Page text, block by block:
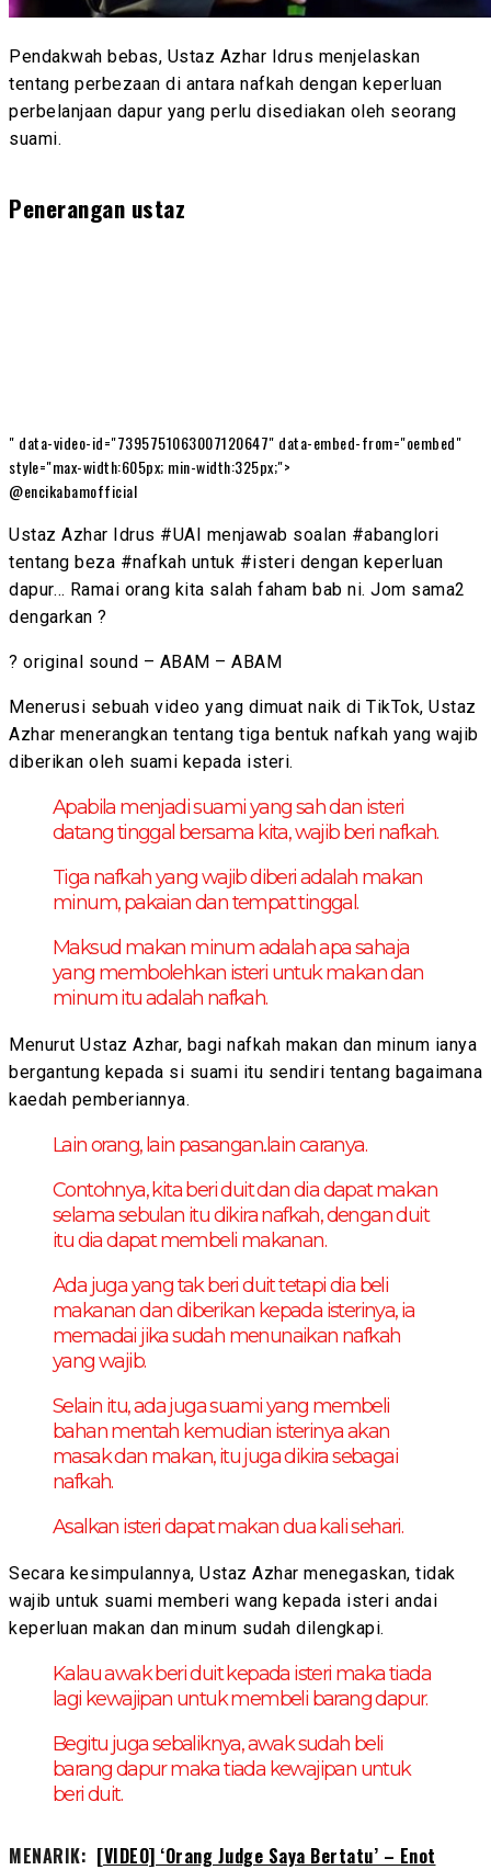
Pendakwah bebas, Ustaz Azhar Idrus menjelaskan
tentang perbezaan di antara nafkah dengan keperluan
perbelanjaan dapur yang perlu disediakan oleh seorang
suami.
Penerangan ustaz
" data-video-id="7395751063007120647" data-embed-from="oembed"
style="max-width:605px; min-width:325px;">
@encikabamofficial
Ustaz Azhar Idrus #UAI menjawab soalan #abanglori
tentang beza #nafkah untuk #isteri dengan keperluan
dapur… Ramai orang kita salah faham bab ni. Jom sama2
dengarkan ?
? original sound – ABAM – ABAM
Menerusi sebuah video yang dimuat naik di TikTok, Ustaz
Azhar menerangkan tentang tiga bentuk nafkah yang wajib
diberikan oleh suami kepada isteri.
Apabila menjadi suami yang sah dan isteri
datang tinggal bersama kita, wajib beri nafkah.
Tiga nafkah yang wajib diberi adalah makan
minum, pakaian dan tempat tinggal.
Maksud makan minum adalah apa sahaja
yang membolehkan isteri untuk makan dan
minum itu adalah nafkah.
Menurut Ustaz Azhar, bagi nafkah makan dan minum ianya
bergantung kepada si suami itu sendiri tentang bagaimana
kaedah pemberiannya.
Lain orang, lain pasangan..lain caranya.
Contohnya, kita beri duit dan dia dapat makan
selama sebulan itu dikira nafkah, dengan duit
itu dia dapat membeli makanan.
Ada juga yang tak beri duit tetapi dia beli
makanan dan diberikan kepada isterinya, ia
memadai jika sudah menunaikan nafkah
yang wajib.
Selain itu, ada juga suami yang membeli
bahan mentah kemudian isterinya akan
masak dan makan, itu juga dikira sebagai
nafkah.
Asalkan isteri dapat makan dua kali sehari.
Secara kesimpulannya, Ustaz Azhar menegaskan, tidak
wajib untuk suami memberi wang kepada isteri andai
keperluan makan dan minum sudah dilengkapi.
Kalau awak beri duit kepada isteri maka tiada
lagi kewajipan untuk membeli barang dapur.
Begitu juga sebaliknya, awak sudah beli
barang dapur maka tiada kewajipan untuk
beri duit.
MENARIK: [VIDEO] ‘Orang Judge Saya Bertatu’ – Enot